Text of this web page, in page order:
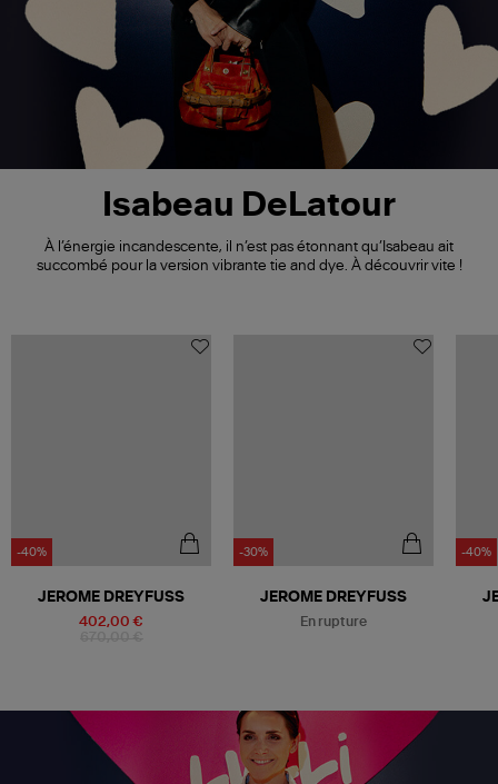
-40%
402,00 €
JEROME DREYFUSS
-30%
En rupture
JEROME DREYFUSS
-40%
Isabeau DeLatour
À l’énergie incandescente, il n’est pas étonnant qu’Isabeau ait
succombé pour la version vibrante tie and dye. À découvrir vite !